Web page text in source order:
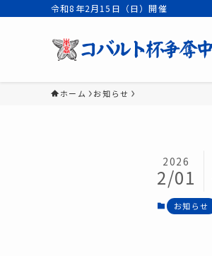
令和8年2月15日（日）開催
ホーム お知らせ
2026
2/01
お知らせ